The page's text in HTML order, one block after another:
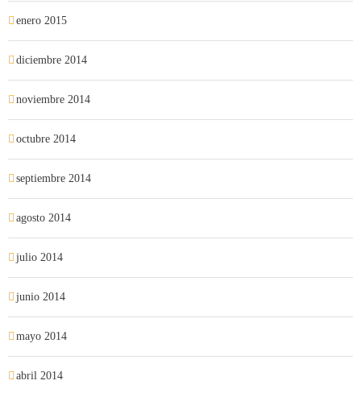
enero 2015
diciembre 2014
noviembre 2014
octubre 2014
septiembre 2014
agosto 2014
julio 2014
junio 2014
mayo 2014
abril 2014